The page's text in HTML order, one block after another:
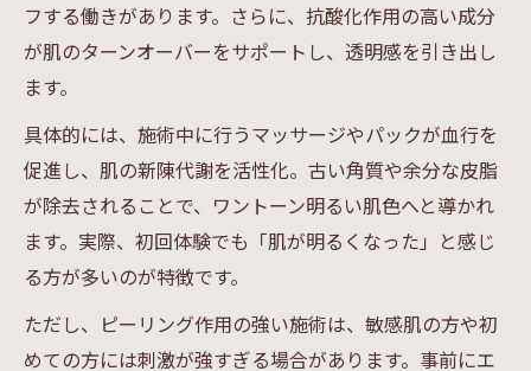
フする働きがあります。さらに、抗酸化作用の高い成分
が肌のターンオーバーをサポートし、透明感を引き出し
ます。
具体的には、施術中に行うマッサージやパックが血行を
促進し、肌の新陳代謝を活性化。古い角質や余分な皮脂
が除去されることで、ワントーン明るい肌色へと導かれ
ます。実際、初回体験でも「肌が明るくなった」と感じ
る方が多いのが特徴です。
ただし、ピーリング作用の強い施術は、敏感肌の方や初
めての方には刺激が強すぎる場合があります。事前にエ